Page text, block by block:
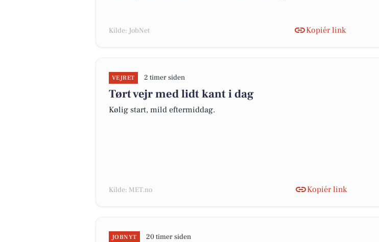
Kilde: JobNet Kopiér link
VEJRET 2 timer siden
Tørt vejr med lidt kant i dag
Kølig start, mild eftermiddag.
Kilde: MET.no Kopiér link
JOBNYT 20 timer siden